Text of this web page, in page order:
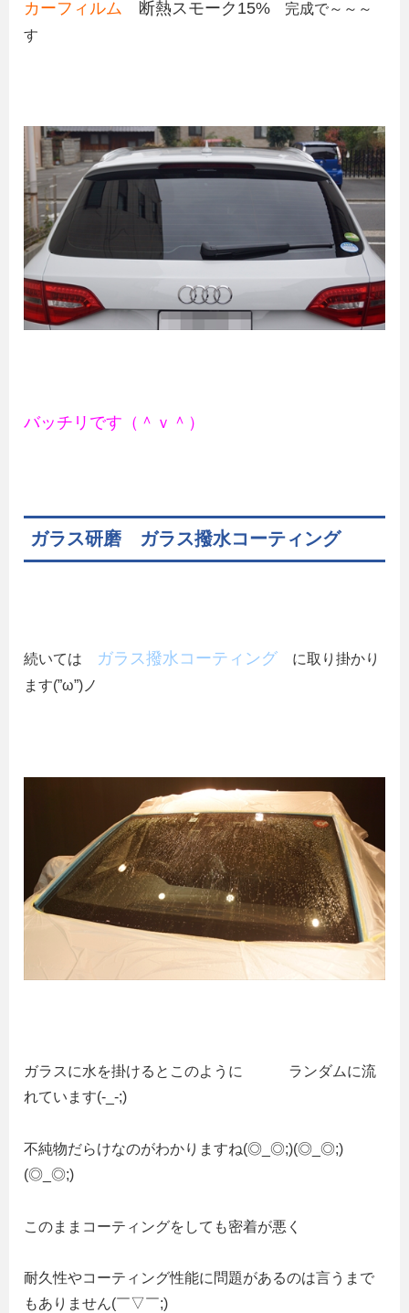
カーフィルム 断熱スモーク15% 完成で～～～
す
バッチリです（＾ｖ＾）
ガラス研磨 ガラス撥水コーティング
続いては ガラス撥水コーティング に取り掛かり
ます(”ω”)ノ
ガラスに水を掛けるとこのように
ランダムに流
れています(-_-;)
不純物だらけなのがわかりますね(◎_◎;)(◎_◎;)
(◎_◎;)
このままコーティングをしても密着が悪く
耐久性やコーティング性能に問題があるのは言うまで
もありません(￣▽￣;)